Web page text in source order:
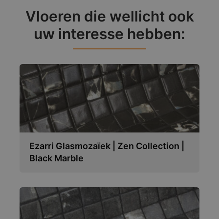
Vloeren die wellicht ook
uw interesse hebben:
Ezarri Glasmozaïek | Zen Collection |
Black Marble